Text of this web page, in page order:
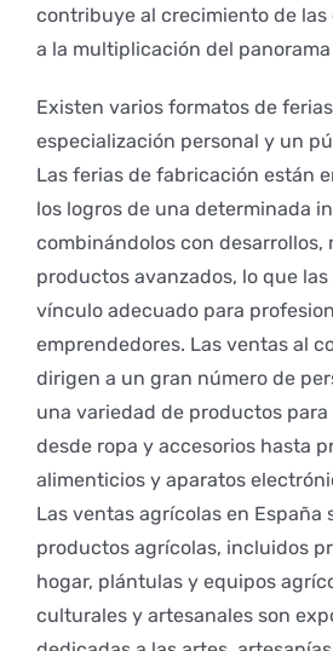
contribuye al crecimiento de las
a la multiplicación del
Existen varios formatos de
especialización personal y un
Las ferias de fabricación están
los logros de una determinada
combinándolos con desarrollos,
productos avanzados, lo que
vínculo adecuado para
emprendedores. Las ventas al
dirigen a un gran número de
una variedad de productos
desde ropa y accesorios hasta
alimenticios y aparatos
Las ventas agrícolas en España
productos agrícolas, incluidos
hogar, plántulas y equipos
culturales y artesanales son